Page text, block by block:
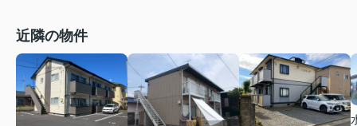
近隣の物件